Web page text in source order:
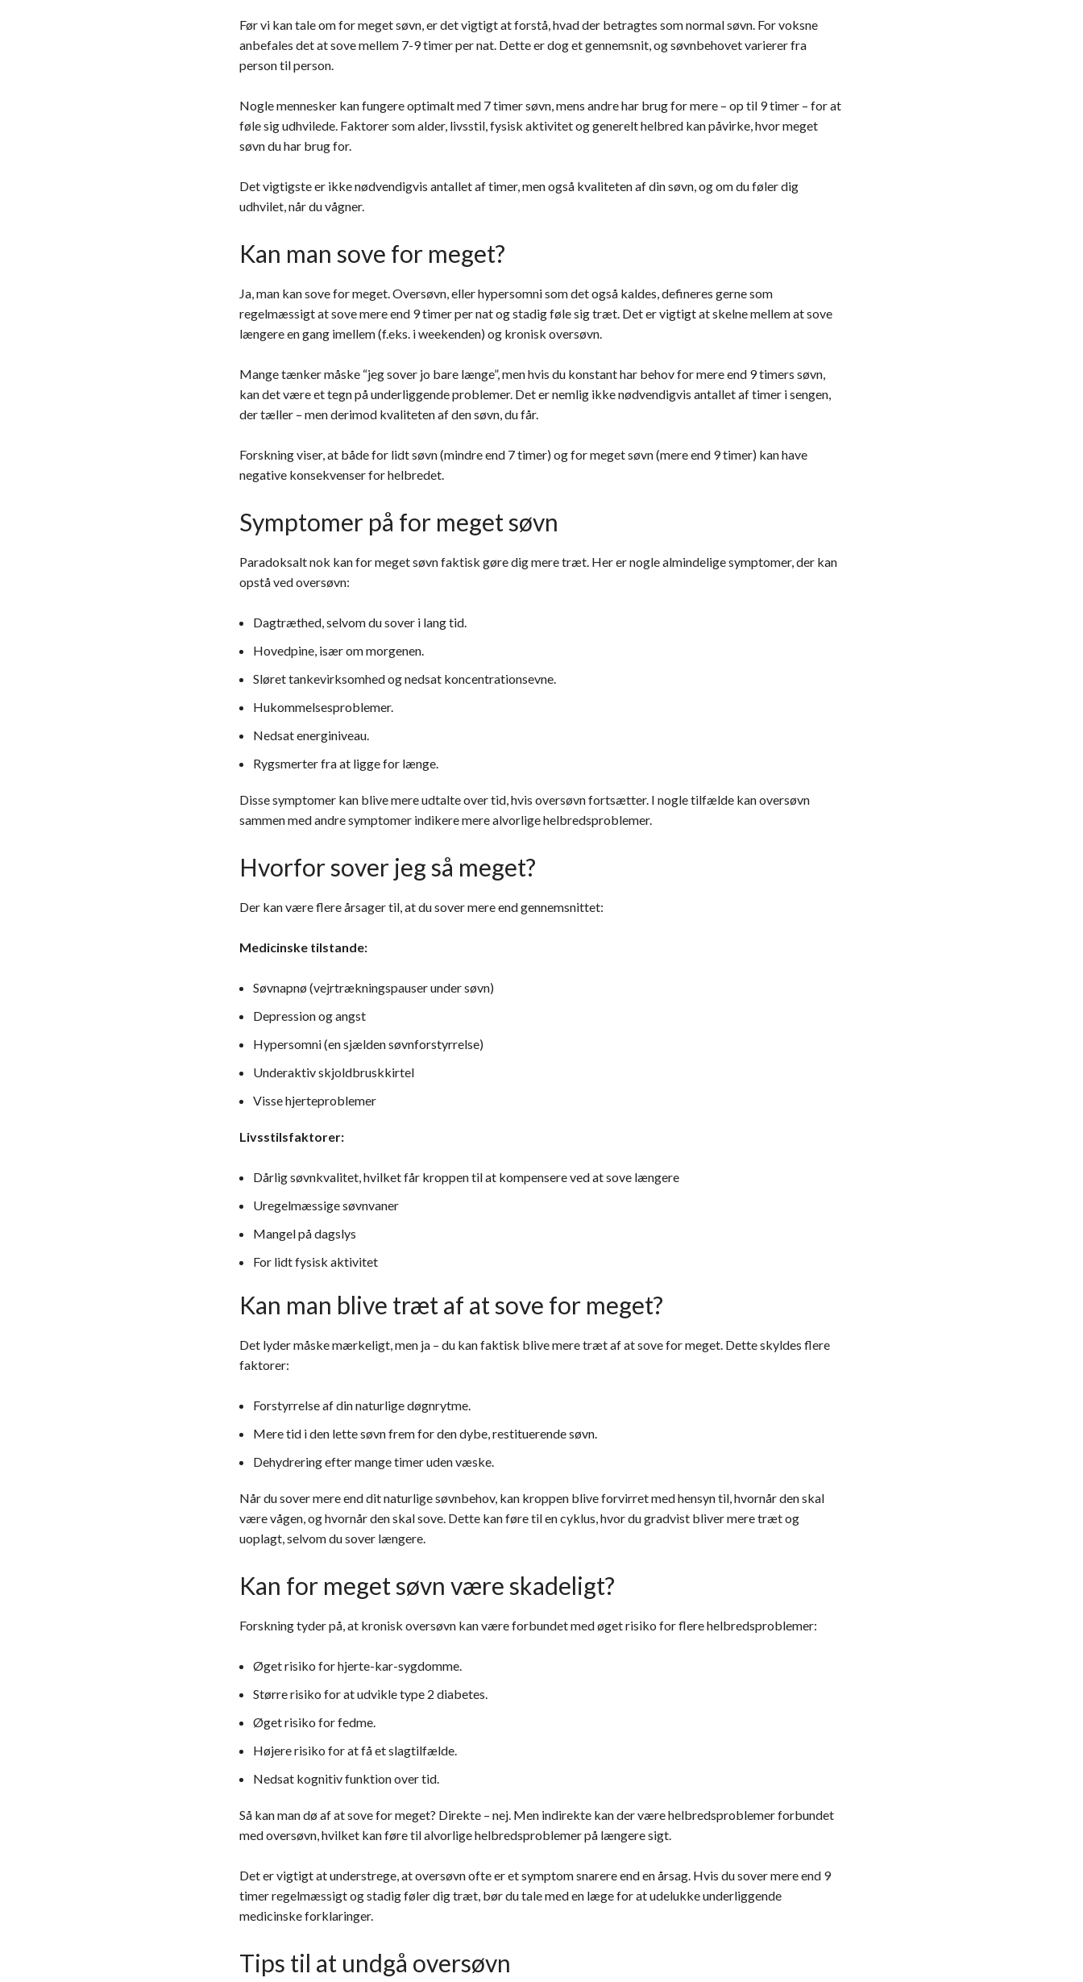
Før vi kan tale om for meget søvn, er det vigtigt at forstå, hvad der betragtes som normal søvn. For voksne
anbefales det at sove mellem 7-9 timer per nat. Dette er dog et gennemsnit, og søvnbehovet varierer fra
person til person.
Nogle mennesker kan fungere optimalt med 7 timer søvn, mens andre har brug for mere – op til 9 timer – for at
føle sig udhvilede. Faktorer som alder, livsstil, fysisk aktivitet og generelt helbred kan påvirke, hvor meget
søvn du har brug for.
Det vigtigste er ikke nødvendigvis antallet af timer, men også kvaliteten af din søvn, og om du føler dig
udhvilet, når du vågner.
Kan man sove for meget?
Ja, man kan sove for meget. Oversøvn, eller hypersomni som det også kaldes, defineres gerne som
regelmæssigt at sove mere end 9 timer per nat og stadig føle sig træt. Det er vigtigt at skelne mellem at sove
længere en gang imellem (f.eks. i weekenden) og kronisk oversøvn.
Mange tænker måske “jeg sover jo bare længe”, men hvis du konstant har behov for mere end 9 timers søvn,
kan det være et tegn på underliggende problemer. Det er nemlig ikke nødvendigvis antallet af timer i sengen,
der tæller – men derimod kvaliteten af den søvn, du får.
Forskning viser, at både for lidt søvn (mindre end 7 timer) og for meget søvn (mere end 9 timer) kan have
negative konsekvenser for helbredet.
Symptomer på for meget søvn
Paradoksalt nok kan for meget søvn faktisk gøre dig mere træt. Her er nogle almindelige symptomer, der kan
opstå ved oversøvn:
Dagtræthed, selvom du sover i lang tid.
Hovedpine, især om morgenen.
Sløret tankevirksomhed og nedsat koncentrationsevne.
Hukommelsesproblemer.
Nedsat energiniveau.
Rygsmerter fra at ligge for længe.
Disse symptomer kan blive mere udtalte over tid, hvis oversøvn fortsætter. I nogle tilfælde kan oversøvn
sammen med andre symptomer indikere mere alvorlige helbredsproblemer.
Hvorfor sover jeg så meget?
Der kan være flere årsager til, at du sover mere end gennemsnittet:
Medicinske tilstande:
Søvnapnø (vejrtrækningspauser under søvn)
Depression og angst
Hypersomni (en sjælden søvnforstyrrelse)
Underaktiv skjoldbruskkirtel
Visse hjerteproblemer
Livsstilsfaktorer:
Dårlig søvnkvalitet, hvilket får kroppen til at kompensere ved at sove længere
Uregelmæssige søvnvaner
Mangel på dagslys
For lidt fysisk aktivitet
Kan man blive træt af at sove for meget?
Det lyder måske mærkeligt, men ja – du kan faktisk blive mere træt af at sove for meget. Dette skyldes flere
faktorer:
Forstyrrelse af din naturlige døgnrytme.
Mere tid i den lette søvn frem for den dybe, restituerende søvn.
Dehydrering efter mange timer uden væske.
Når du sover mere end dit naturlige søvnbehov, kan kroppen blive forvirret med hensyn til, hvornår den skal
være vågen, og hvornår den skal sove. Dette kan føre til en cyklus, hvor du gradvist bliver mere træt og
uoplagt, selvom du sover længere.
Kan for meget søvn være skadeligt?
Forskning tyder på, at kronisk oversøvn kan være forbundet med øget risiko for flere helbredsproblemer:
Øget risiko for hjerte-kar-sygdomme.
Større risiko for at udvikle type 2 diabetes.
Øget risiko for fedme.
Højere risiko for at få et slagtilfælde.
Nedsat kognitiv funktion over tid.
Så kan man dø af at sove for meget? Direkte – nej. Men indirekte kan der være helbredsproblemer forbundet
med oversøvn, hvilket kan føre til alvorlige helbredsproblemer på længere sigt.
Det er vigtigt at understrege, at oversøvn ofte er et symptom snarere end en årsag. Hvis du sover mere end 9
timer regelmæssigt og stadig føler dig træt, bør du tale med en læge for at udelukke underliggende
medicinske forklaringer.
Tips til at undgå oversøvn